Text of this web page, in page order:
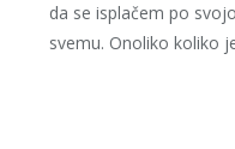
da se isplačem po
svemu. Onoliko koliko